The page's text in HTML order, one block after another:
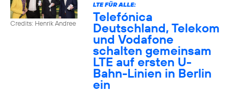
Credits: Henrik Andree
LTE FÜR ALLE:
Telefónica
Deutschland, Telekom
und Vodafone
schalten gemeinsam
LTE auf ersten U-
Bahn-Linien in Berlin
ein